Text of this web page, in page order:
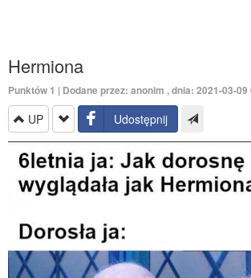
Hermiona
Punktów 1 | Dodane przez: anonim , dnia: 2021-03-09
UP Udostępnij